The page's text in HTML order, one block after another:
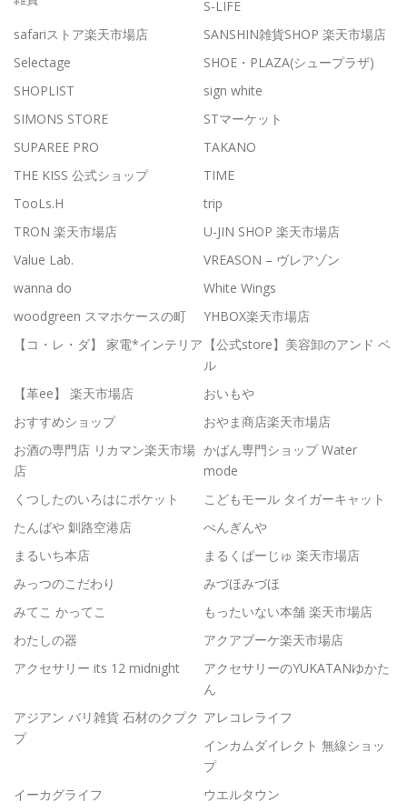
S-LIFE
safariストア楽天市場店
SANSHIN雑貨SHOP 楽天市場店
Selectage
SHOE・PLAZA(シュープラザ)
SHOPLIST
sign white
SIMONS STORE
STマーケット
SUPAREE PRO
TAKANO
THE KISS 公式ショップ
TIME
TooLs.H
trip
TRON 楽天市場店
U-JIN SHOP 楽天市場店
Value Lab.
VREASON – ヴレアゾン
wanna do
White Wings
woodgreen スマホケースの町
YHBOX楽天市場店
【コ・レ・ダ】 家電*インテリア 【公式store】美容卸のアンド ベ
ル
【革ee】 楽天市場店
おいもや
おすすめショップ
おやま商店楽天市場店
お酒の専門店 リカマン楽天市場
店
かばん専門ショップ Water
mode
くつしたのいろはにポケット
こどもモール タイガーキャット
たんばや 釧路空港店
ぺんぎんや
まるいち本店
まるくぱーじゅ 楽天市場店
みっつのこだわり
みづほみづほ
みてこ かってこ
もったいない本舗 楽天市場店
わたしの器
アクアブーケ楽天市場店
アクセサリー its 12 midnight
アクセサリーのYUKATANゆかた
ん
アジアン バリ雑貨 石材のクプク
プ
アレコレライフ
インカムダイレクト 無線ショッ
プ
イーカグライフ
ウエルタウン